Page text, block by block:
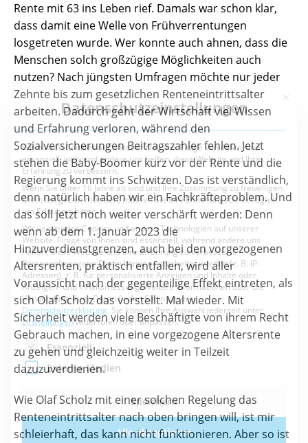
Rente mit 63 ins Leben rief. Damals war schon klar,
dass damit eine Welle von Frühverrentungen
losgetreten wurde. Wer konnte auch ahnen, dass die
Menschen solch großzügige Möglichkeiten auch
nutzen? Nach jüngsten Umfragen möchte nur jeder
Zehnte bis zum gesetzlichen Renteneintrittsalter
arbeiten. Dadurch geht der Wirtschaft viel Wissen
und Erfahrung verloren, während den
Sozialversicherungen Beitragszahler fehlen. Jetzt
stehen die Baby-Boomer kurz vor der Rente und die
Regierung kommt ins Schwitzen. Das ist verständlich,
denn natürlich haben wir ein Fachkräfteproblem. Und
das soll jetzt noch weiter verschärft werden: Denn
wenn ab dem 1. Januar 2023 die
Hinzuverdienstgrenzen, auch bei den vorgezogenen
Altersrenten, praktisch entfallen, wird aller
Voraussicht nach der gegenteilige Effekt eintreten, als
sich Olaf Scholz das vorstellt. Mal wieder. Mit
Sicherheit werden viele Beschäftigte von ihrem Recht
Gebrauch machen, in eine vorgezogene Altersrente
zu gehen und gleichzeitig weiter in Teilzeit
dazuzuverdienen.
Wie Olaf Scholz mit einer solchen Regelung das
Renteneintrittsalter nach oben bringen will, ist mir
schleierhaft, das kann nicht funktionieren. Aber so ist